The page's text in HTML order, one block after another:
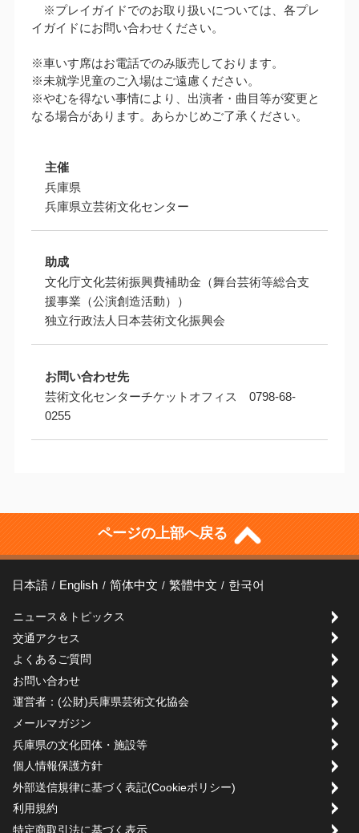
※プレイガイドでのお取り扱いについては、各プレ
イガイドにお問い合わせください。
※車いす席はお電話でのみ販売しております。
※未就学児童のご入場はご遠慮ください。
※やむを得ない事情により、出演者・曲目等が変更と
なる場合があります。あらかじめご了承ください。
主催
兵庫県
兵庫県立芸術文化センター
助成
文化庁文化芸術振興費補助金（舞台芸術等総合支
援事業（公演創造活動））
独立行政法人日本芸術文化振興会
お問い合わせ先
芸術文化センターチケットオフィス 0798-68-
0255
ページの上部へ戻る
日本語 English 简体中文 繁體中文 한국어
ニュース＆トピックス
交通アクセス
よくあるご質問
お問い合わせ
運営者：(公財)兵庫県芸術文化協会
メールマガジン
兵庫県の文化団体・施設等
個人情報保護方針
外部送信規律に基づく表記(Cookieポリシー)
利用規約
特定商取引法に基づく表示